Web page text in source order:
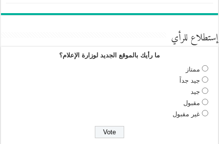
إستطلاع للرأي
ما رأيك بالموقع الجديد لوزارة الإعلام؟
ممتاز
جيد جداً
جيد
مقبول
غير مقبول